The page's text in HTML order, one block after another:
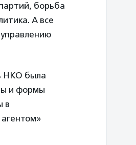
борьба
А все
НКО была
и формы
в